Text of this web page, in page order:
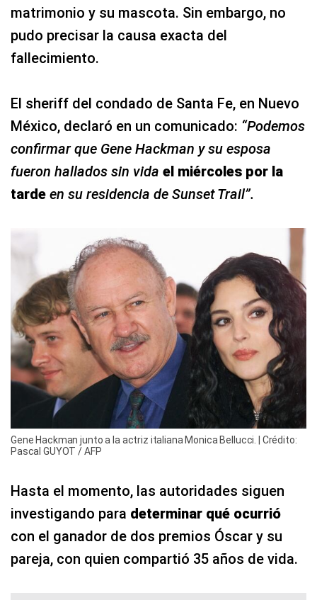
matrimonio y su mascota. Sin embargo, no
pudo precisar la causa exacta del
fallecimiento.
El sheriff del condado de Santa Fe, en Nuevo
México, declaró en un comunicado: “Podemos
confirmar que Gene Hackman y su esposa
fueron hallados sin vida el miércoles por la
tarde en su residencia de Sunset Trail”.
Gene Hackman junto a la actriz italiana Monica Bellucci. | Crédito:
Pascal GUYOT / AFP
Hasta el momento, las autoridades siguen
investigando para determinar qué ocurrió
con el ganador de dos premios Óscar y su
pareja, con quien compartió 35 años de vida.